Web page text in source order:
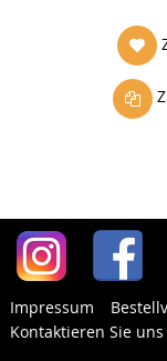
Impressum
Kontaktieren Sie uns